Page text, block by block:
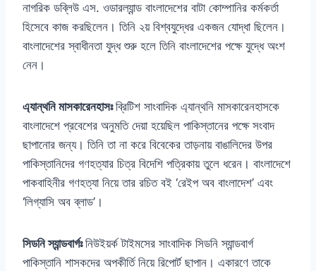
নাগরিক ডব্লিউ এস. ওডারল্যান্ড বাংলাদেশের বাটা কোম্পানির কর্মকর্তা
হিসেবে কাজ করছিলেন। তিনি ২য় বিশ্বযুদ্ধের একজন যোদ্ধা ছিলেন।
বাংলাদেশের স্বাধীনতা যুদ্ধ শুরু হলে তিনি বাংলাদেশের পক্ষে যুদ্ধে অংশ
নেন।
এ্যান্থনি মাসকারেনহাসঃব্রিটিশ সাংবাদিক এ্যান্থনি মাসকারেনহাসকে
বাংলাদেশে প্রবেশের অনুমতি দেয়া হয়েছিল পাকিস্তানের পক্ষে সংবাদ
ছাপানোর জন্য। তিনি তা না করে বিবেকের তাড়নায় বাঙালিদের উপর
পাকিস্তানিদের গণহত্যার চিত্র বিদেশি পত্রিকায় তুলে ধরেন। বাংলাদেশে
পাকবাহিনীর গণহত্যা নিয়ে তার রচিত বই ‘র‌েইপ অব বাংলাদেশ’ এবং
‘লিগ্যাসি অব ব্লাড’।
সিডনি স্যান্ডবার্গঃনিউইয়র্ক টাইমসের সাংবাদিক সিডনি স্যান্ডবার্গ
পাকিস্তানি শাসকদের অপকীর্তি নিয়ে রিপোর্ট ছাপান। একারণে তাকে